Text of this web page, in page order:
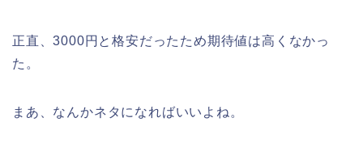
正直、3000円と格安だったため期待値は高くなかっ
た。
まあ、なんかネタになればいいよね。